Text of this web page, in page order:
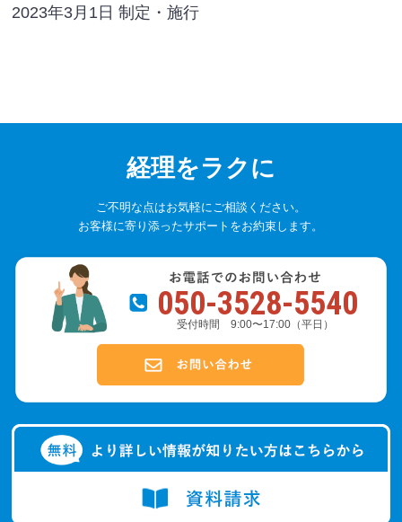
2023年3月1日 制定・施行
経理をラクに
ご不明な点はお気軽にご相談ください。
お客様に寄り添ったサポートをお約束します。
050-3528-5540
受付時間 9:00〜17:00（平日）